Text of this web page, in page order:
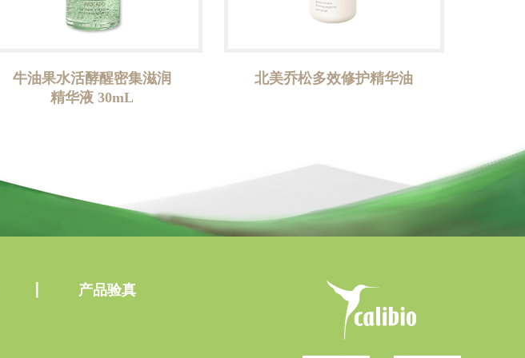
牛油果水活酵醒密集滋润
精华液 30mL
北美乔松多效修护精华油
产品验真